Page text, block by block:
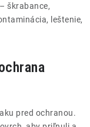
škrabance,
leštenie,
pred ochranou.